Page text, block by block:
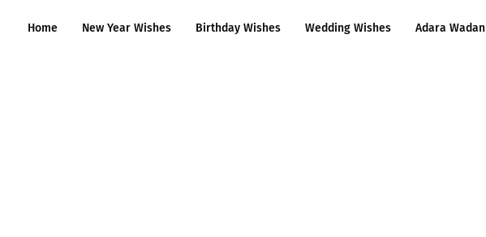
Home New Year Wishes Birthday Wishes Wedding Wishes Adara Wadan